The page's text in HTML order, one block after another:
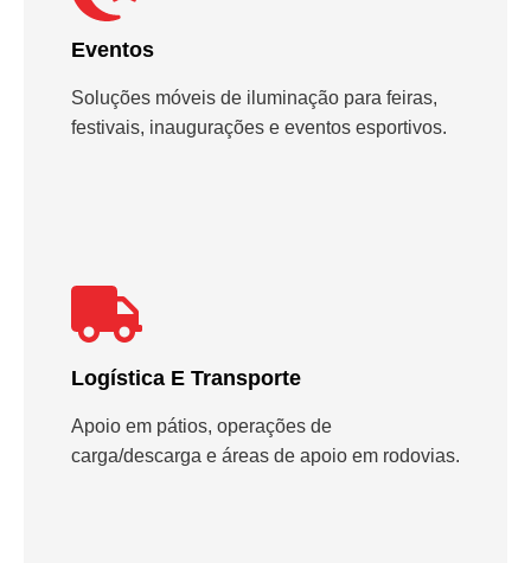
Eventos
Soluções móveis de iluminação para feiras,
festivais, inaugurações e eventos esportivos.
Logística E Transporte
Apoio em pátios, operações de
carga/descarga e áreas de apoio em rodovias.